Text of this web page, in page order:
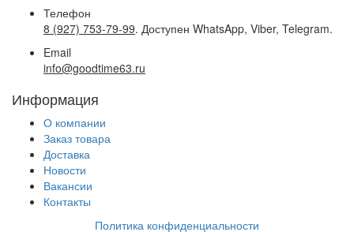
Телефон
8 (927) 753-79-99. Доступен WhatsApp, Viber, Telegram.
Email
info@goodtime63.ru
Информация
О компании
Заказ товара
Доставка
Новости
Вакансии
Контакты
Политика конфиденциальности